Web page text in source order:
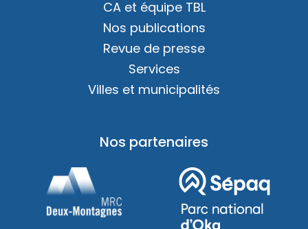
CA et équipe TBL
Nos publications
Revue de presse
Services
Villes et municipalités
Nos partenaires